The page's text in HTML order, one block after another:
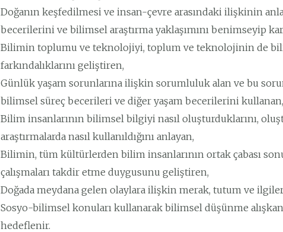
Doğanın keşfedilmesi ve insan-çevre arasındaki ilişkinin
becerilerini ve bilimsel araştırma yaklaşımını benimseyip
Bilimin toplumu ve teknolojiyi, toplum ve teknolojinin de
farkındalıklarını geliştiren,
Günlük yaşam sorunlarına ilişkin sorumluluk alan ve bu
bilimsel süreç becerileri ve diğer yaşam becerilerini kullanan,
Bilim insanlarının bilimsel bilgiyi nasıl oluşturduklarını,
araştırmalarda nasıl kullanıldığını anlayan,
Bilimin, tüm kültürlerden bilim insanlarının ortak çabası
çalışmaları takdir etme duygusunu geliştiren,
Doğada meydana gelen olaylara ilişkin merak, tutum ve
Sosyo-bilimsel konuları kullanarak bilimsel düşünme
hedeflenir.